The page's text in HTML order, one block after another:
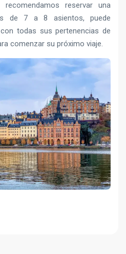
reservar una
de 7 a 8 asientos, puede
todas sus pertenencias de
comenzar su próximo viaje.